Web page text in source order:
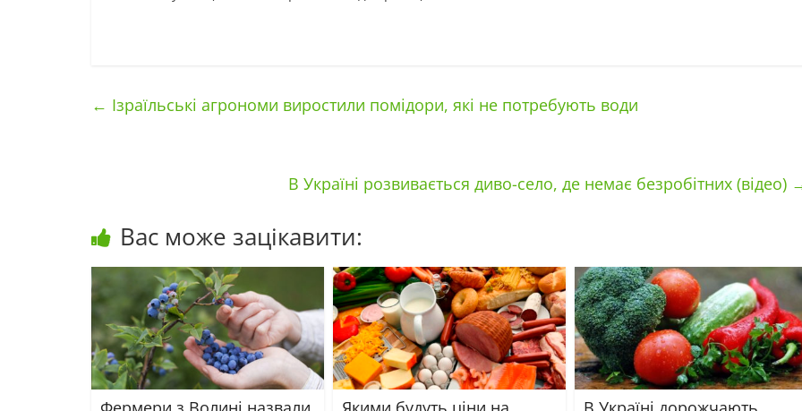
← Ізраїльські агрономи виростили помідори, які не потребують води
В Україні розвивається диво-село, де немає безробітних (відео)
Вас може зацікавити: